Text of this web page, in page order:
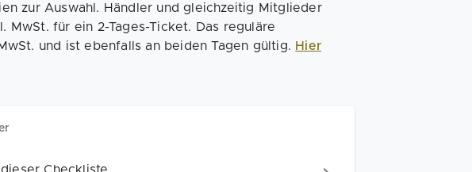
zur Auswahl. Händler und gleichzeitig Mitglieder
MwSt. für ein 2-Tages-Ticket. Das reguläre
und ist ebenfalls an beiden Tagen gültig. Hier
Checkliste